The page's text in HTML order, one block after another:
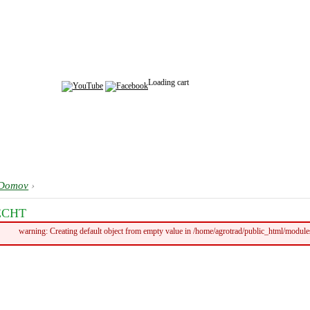
Loading cart
›
warning: Creating default object from empty value in /home/agrotrad/public_html/